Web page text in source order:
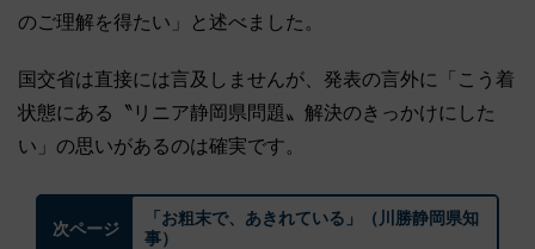
のご理解を得たい」と述べました。
国交省は直接には言及しませんが、発表の言外に「こう着
状態にある〝リニア静岡県問題〟解決のきっかけにした
い」の思いがあるのは確実です。
次ページ
「お粗末で、あきれている」（川勝静岡県知
事）